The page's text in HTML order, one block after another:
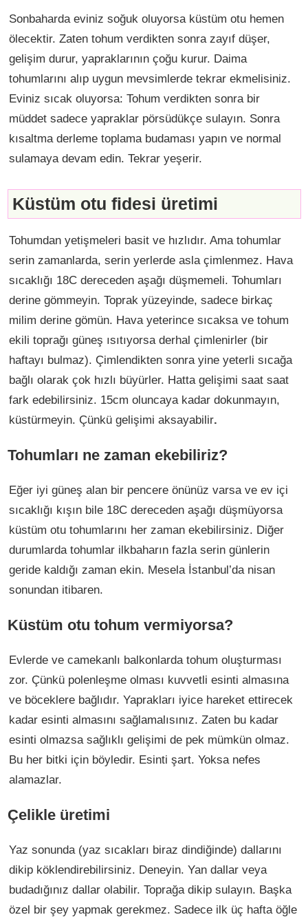
Sonbaharda eviniz soğuk oluyorsa küstüm otu hemen
ölecektir. Zaten tohum verdikten sonra zayıf düşer,
gelişim durur, yapraklarının çoğu kurur. Daima
tohumlarını alıp uygun mevsimlerde tekrar ekmelisiniz.
Eviniz sıcak oluyorsa: Tohum verdikten sonra bir
müddet sadece yapraklar pörsüdükçe sulayın. Sonra
kısaltma derleme toplama budaması yapın ve normal
sulamaya devam edin. Tekrar yeşerir.
Küstüm otu fidesi üretimi
Tohumdan yetişmeleri basit ve hızlıdır. Ama tohumlar
serin zamanlarda, serin yerlerde asla çimlenmez. Hava
sıcaklığı 18C dereceden aşağı düşmemeli. Tohumları
derine gömmeyin. Toprak yüzeyinde, sadece birkaç
milim derine gömün. Hava yeterince sıcaksa ve tohum
ekili toprağı güneş ısıtıyorsa derhal çimlenirler (bir
haftayı bulmaz). Çimlendikten sonra yine yeterli sıcağa
bağlı olarak çok hızlı büyürler. Hatta gelişimi saat saat
fark edebilirsiniz. 15cm oluncaya kadar dokunmayın,
küstürmeyin. Çünkü gelişimi aksayabilir.
Tohumları ne zaman ekebiliriz?
Eğer iyi güneş alan bir pencere önünüz varsa ve ev içi
sıcaklığı kışın bile 18C dereceden aşağı düşmüyorsa
küstüm otu tohumlarını her zaman ekebilirsiniz. Diğer
durumlarda tohumlar ilkbaharın fazla serin günlerin
geride kaldığı zaman ekin. Mesela İstanbul’da nisan
sonundan itibaren.
Küstüm otu tohum vermiyorsa?
Evlerde ve camekanlı balkonlarda tohum oluşturması
zor. Çünkü polenleşme olması kuvvetli esinti almasına
ve böceklere bağlıdır. Yaprakları iyice hareket ettirecek
kadar esinti almasını sağlamalısınız. Zaten bu kadar
esinti olmazsa sağlıklı gelişimi de pek mümkün olmaz.
Bu her bitki için böyledir. Esinti şart. Yoksa nefes
alamazlar.
Çelikle üretimi
Yaz sonunda (yaz sıcakları biraz dindiğinde) dallarını
dikip köklendirebilirsiniz. Deneyin. Yan dallar veya
budadığınız dallar olabilir. Toprağa dikip sulayın. Başka
özel bir şey yapmak gerekmez. Sadece ilk üç hafta öğle